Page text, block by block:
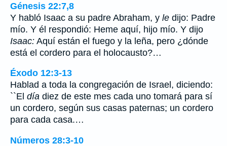
Génesis 22:7,8
Y habló Isaac a su padre Abraham, y le dijo: Padre
mío. Y él respondió: Heme aquí, hijo mío. Y dijo
Isaac: Aquí están el fuego y la leña, pero ¿dónde
está el cordero para el holocausto?…
Éxodo 12:3-13
Hablad a toda la congregación de Israel, diciendo:
``El día diez de este mes cada uno tomará para sí
un cordero, según sus casas paternas; un cordero
para cada casa.…
Números 28:3-10